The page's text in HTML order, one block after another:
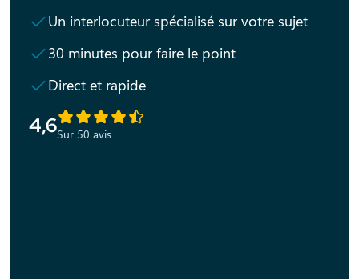
Un interlocuteur spécialisé sur votre sujet
30 minutes pour faire le point
Direct et rapide
4,6Sur 50 avis